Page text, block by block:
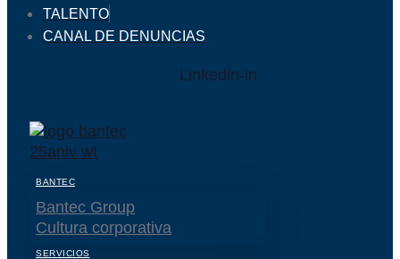
TALENTO
CANAL DE DENUNCIAS
Linkedin-in
BANTEC
Bantec Group
Cultura corporativa
SERVICIOS